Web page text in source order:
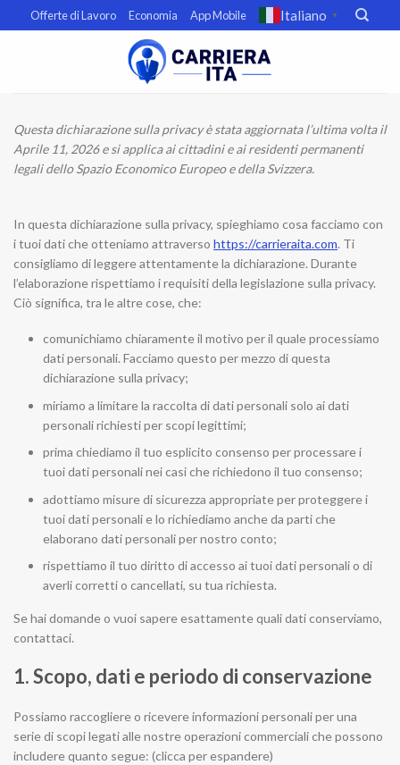
to
Offerte di Lavoro Economia App Mobile Italiano ▼
Questa dichiarazione sulla privacy è stata aggiornata l’ultima volta il
Aprile 11, 2026 e si applica ai cittadini e ai residenti permanenti
legali dello Spazio Economico Europeo e della Svizzera.
In questa dichiarazione sulla privacy, spieghiamo cosa facciamo con
i tuoi dati che otteniamo attraverso https://carrieraita.com. Ti
consigliamo di leggere attentamente la dichiarazione. Durante
l’elaborazione rispettiamo i requisiti della legislazione sulla privacy.
Ciò significa, tra le altre cose, che:
comunichiamo chiaramente il motivo per il quale processiamo
dati personali. Facciamo questo per mezzo di questa
dichiarazione sulla privacy;
miriamo a limitare la raccolta di dati personali solo ai dati
personali richiesti per scopi legittimi;
prima chiediamo il tuo esplicito consenso per processare i
tuoi dati personali nei casi che richiedono il tuo consenso;
adottiamo misure di sicurezza appropriate per proteggere i
tuoi dati personali e lo richiediamo anche da parti che
elaborano dati personali per nostro conto;
rispettiamo il tuo diritto di accesso ai tuoi dati personali o di
averli corretti o cancellati, su tua richiesta.
Se hai domande o vuoi sapere esattamente quali dati conserviamo,
contattaci.
1. Scopo, dati e periodo di conservazione
Possiamo raccogliere o ricevere informazioni personali per una
serie di scopi legati alle nostre operazioni commerciali che possono
includere quanto segue: (clicca per espandere)